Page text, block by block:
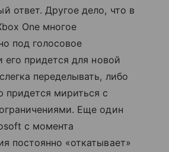
ответ. Другое дело, что в
One многое
под голосовое
его придется для новой
переделывать, либо
придется мириться с
Еще один
с момента
постоянно «откатывает»